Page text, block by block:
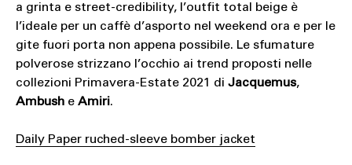
a grinta e street-credibility, l’outfit total beige è
l’ideale per un caffè d’asporto nel weekend ora e per le
gite fuori porta non appena possibile. Le sfumature
polverose strizzano l’occhio ai trend proposti nelle
collezioni Primavera-Estate 2021 di Jacquemus,
Ambushe Amiri.
Daily Paper ruched-sleeve bomber jacket